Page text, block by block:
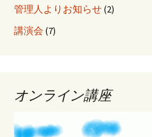
管理人よりお知らせ(2)
講演会(7)
オンライン講座